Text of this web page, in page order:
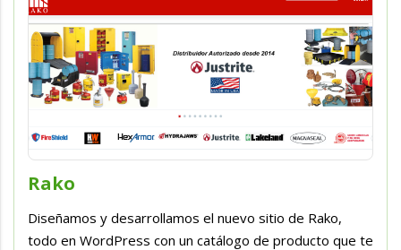
Rako
Diseñamos y desarrollamos el nuevo sitio de Rako,
todo en WordPress con un catálogo de producto que te